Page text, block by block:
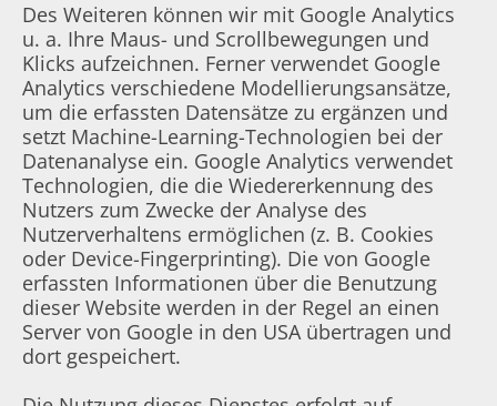
Des Weiteren können wir mit Google Analytics
u. a. Ihre Maus- und Scrollbewegungen und
Klicks aufzeichnen. Ferner verwendet Google
Analytics verschiedene Modellierungsansätze,
um die erfassten Datensätze zu ergänzen und
setzt Machine-Learning-Technologien bei der
Datenanalyse ein. Google Analytics verwendet
Technologien, die die Wiedererkennung des
Nutzers zum Zwecke der Analyse des
Nutzerverhaltens ermöglichen (z. B. Cookies
oder Device-Fingerprinting). Die von Google
erfassten Informationen über die Benutzung
dieser Website werden in der Regel an einen
Server von Google in den USA übertragen und
dort gespeichert.